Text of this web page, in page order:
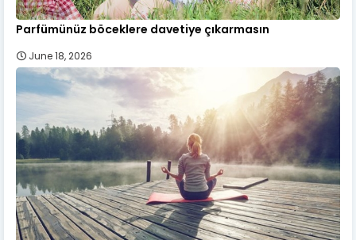
Parfümünüz böceklere davetiye çıkarmasın
June 18, 2026